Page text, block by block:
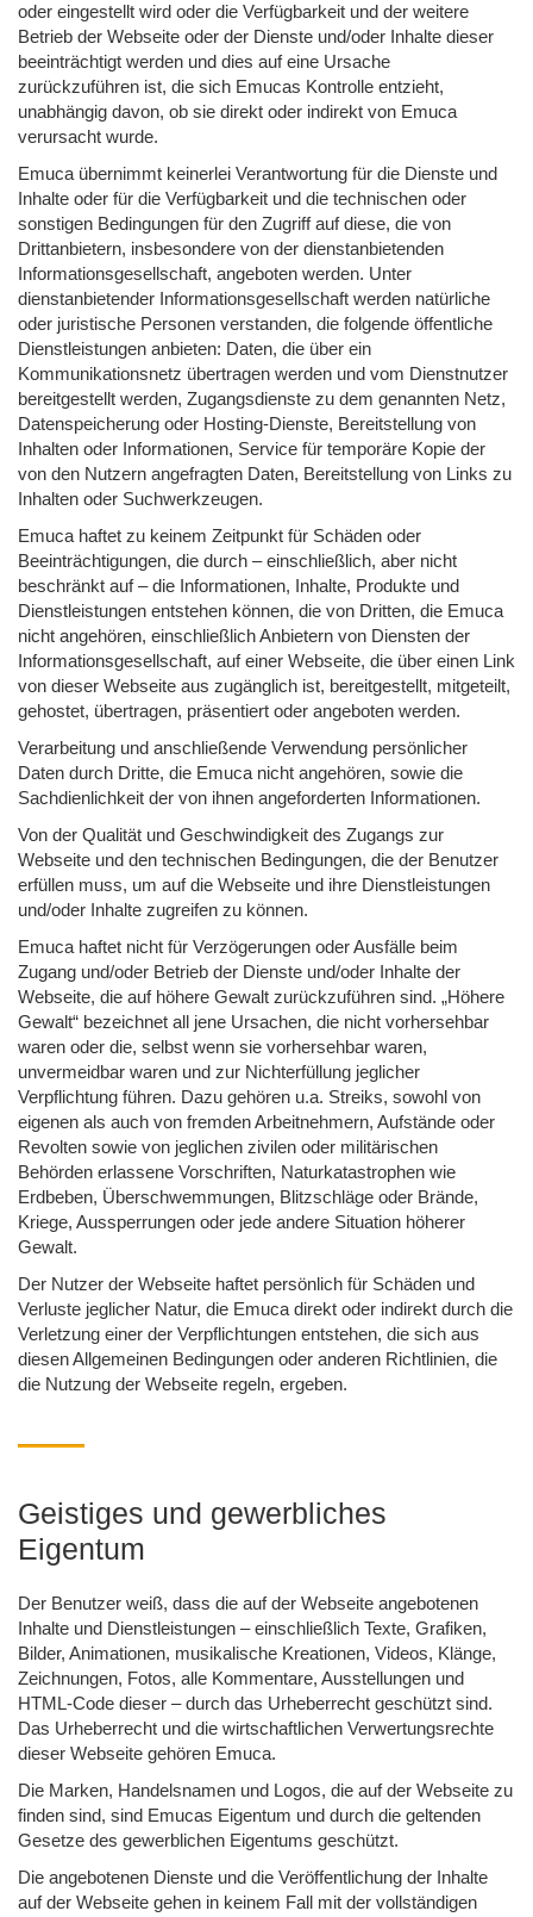
oder eingestellt wird oder die Verfügbarkeit und der weitere
Betrieb der Webseite oder der Dienste und/oder Inhalte dieser
beeinträchtigt werden und dies auf eine Ursache
zurückzuführen ist, die sich Emucas Kontrolle entzieht,
unabhängig davon, ob sie direkt oder indirekt von Emuca
verursacht wurde.
Emuca übernimmt keinerlei Verantwortung für die Dienste und
Inhalte oder für die Verfügbarkeit und die technischen oder
sonstigen Bedingungen für den Zugriff auf diese, die von
Drittanbietern, insbesondere von der dienstanbietenden
Informationsgesellschaft, angeboten werden. Unter
dienstanbietender Informationsgesellschaft werden natürliche
oder juristische Personen verstanden, die folgende öffentliche
Dienstleistungen anbieten: Daten, die über ein
Kommunikationsnetz übertragen werden und vom Dienstnutzer
bereitgestellt werden, Zugangsdienste zu dem genannten Netz,
Datenspeicherung oder Hosting-Dienste, Bereitstellung von
Inhalten oder Informationen, Service für temporäre Kopie der
von den Nutzern angefragten Daten, Bereitstellung von Links zu
Inhalten oder Suchwerkzeugen.
Emuca haftet zu keinem Zeitpunkt für Schäden oder
Beeinträchtigungen, die durch – einschließlich, aber nicht
beschränkt auf – die Informationen, Inhalte, Produkte und
Dienstleistungen entstehen können, die von Dritten, die Emuca
nicht angehören, einschließlich Anbietern von Diensten der
Informationsgesellschaft, auf einer Webseite, die über einen Link
von dieser Webseite aus zugänglich ist, bereitgestellt, mitgeteilt,
gehostet, übertragen, präsentiert oder angeboten werden.
Verarbeitung und anschließende Verwendung persönlicher
Daten durch Dritte, die Emuca nicht angehören, sowie die
Sachdienlichkeit der von ihnen angeforderten Informationen.
Von der Qualität und Geschwindigkeit des Zugangs zur
Webseite und den technischen Bedingungen, die der Benutzer
erfüllen muss, um auf die Webseite und ihre Dienstleistungen
und/oder Inhalte zugreifen zu können.
Emuca haftet nicht für Verzögerungen oder Ausfälle beim
Zugang und/oder Betrieb der Dienste und/oder Inhalte der
Webseite, die auf höhere Gewalt zurückzuführen sind. „Höhere
Gewalt“ bezeichnet all jene Ursachen, die nicht vorhersehbar
waren oder die, selbst wenn sie vorhersehbar waren,
unvermeidbar waren und zur Nichterfüllung jeglicher
Verpflichtung führen. Dazu gehören u.a. Streiks, sowohl von
eigenen als auch von fremden Arbeitnehmern, Aufstände oder
Revolten sowie von jeglichen zivilen oder militärischen
Behörden erlassene Vorschriften, Naturkatastrophen wie
Erdbeben, Überschwemmungen, Blitzschläge oder Brände,
Kriege, Aussperrungen oder jede andere Situation höherer
Gewalt.
Der Nutzer der Webseite haftet persönlich für Schäden und
Verluste jeglicher Natur, die Emuca direkt oder indirekt durch die
Verletzung einer der Verpflichtungen entstehen, die sich aus
diesen Allgemeinen Bedingungen oder anderen Richtlinien, die
die Nutzung der Webseite regeln, ergeben.
Geistiges und gewerbliches
Eigentum
Der Benutzer weiß, dass die auf der Webseite angebotenen
Inhalte und Dienstleistungen – einschließlich Texte, Grafiken,
Bilder, Animationen, musikalische Kreationen, Videos, Klänge,
Zeichnungen, Fotos, alle Kommentare, Ausstellungen und
HTML-Code dieser – durch das Urheberrecht geschützt sind.
Das Urheberrecht und die wirtschaftlichen Verwertungsrechte
dieser Webseite gehören Emuca.
Die Marken, Handelsnamen und Logos, die auf der Webseite zu
finden sind, sind Emucas Eigentum und durch die geltenden
Gesetze des gewerblichen Eigentums geschützt.
Die angebotenen Dienste und die Veröffentlichung der Inhalte
auf der Webseite gehen in keinem Fall mit der vollständigen